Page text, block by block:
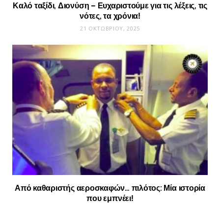
Καλό ταξίδι, Διονύση – Ευχαριστούμε για τις λέξεις, τις
νότες, τα χρόνια!
21 ΟΚΤΩΒΡΊΟΥ, 2025
Από καθαριστής αεροσκαφών… πιλότος: Μία ιστορία
που εμπνέει!